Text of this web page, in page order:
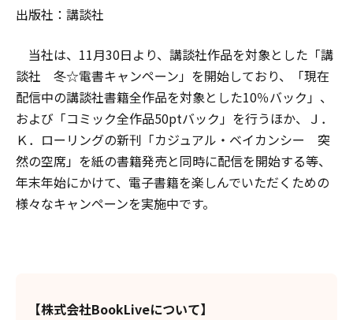
出版社：講談社
当社は、11月30日より、講談社作品を対象とした「講
談社 冬☆電書キャンペーン」を開始しており、「現在
配信中の講談社書籍全作品を対象とした10％バック」、
および「コミック全作品50ptバック」を行うほか、Ｊ．
Ｋ．ローリングの新刊「カジュアル・ベイカンシー 突
然の空席」を紙の書籍発売と同時に配信を開始する等、
年末年始にかけて、電子書籍を楽しんでいただくための
様々なキャンペーンを実施中です。
【株式会社BookLiveについて】